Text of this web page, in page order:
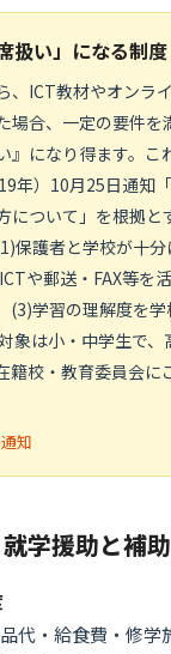
扱い」になる制度
、ICT教材やオンラ
場合、一定の要件を
』になり得ます。こ
年）10月25日通知
について」を根拠と
保護者と学校が十
や郵送・FAX等を
(3)学習の理解度を学
象は小・中学生で
籍校・教育委員会に
知
学援助と補
代・給食費・修学